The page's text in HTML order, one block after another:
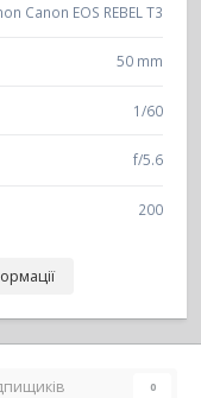
Canon EOS REBEL T3
50 mm
1/60
f/5.6
200
0